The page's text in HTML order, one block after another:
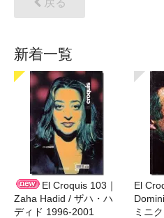
戻る
新着一覧
El Croquis 103｜
Zaha Hadid / ザハ・ハ
ディド 1996-2001
El
ミニ